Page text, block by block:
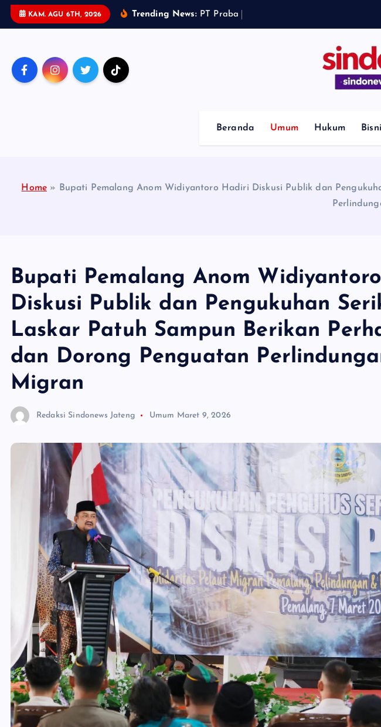
KAM. AGU 6TH, 2026 Trending News: PT Pra ba
Beranda Umum Hukum
Home »
Bupati Pemalang Anom Widiyantoro Hadiri Diskusi Publik dan
Bupati Pemalang Anom
Diskusi Publik dan Pengukuhan
Laskar Patuh Sampun Berikan
dan Dorong Penguatan
Migran
Redaksi Sindonews Jateng Umum Maret 9, 2026